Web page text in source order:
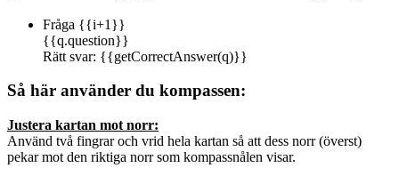
Fråga {{i+1}}
{{q.question}}
Rätt svar: {{getCorrectAnswer(q)}}
Så här använder du kompassen:
Justera kartan mot norr:
Använd två fingrar och vrid hela kartan så att dess norr (överst)
pekar mot den riktiga norr som kompassnålen visar.